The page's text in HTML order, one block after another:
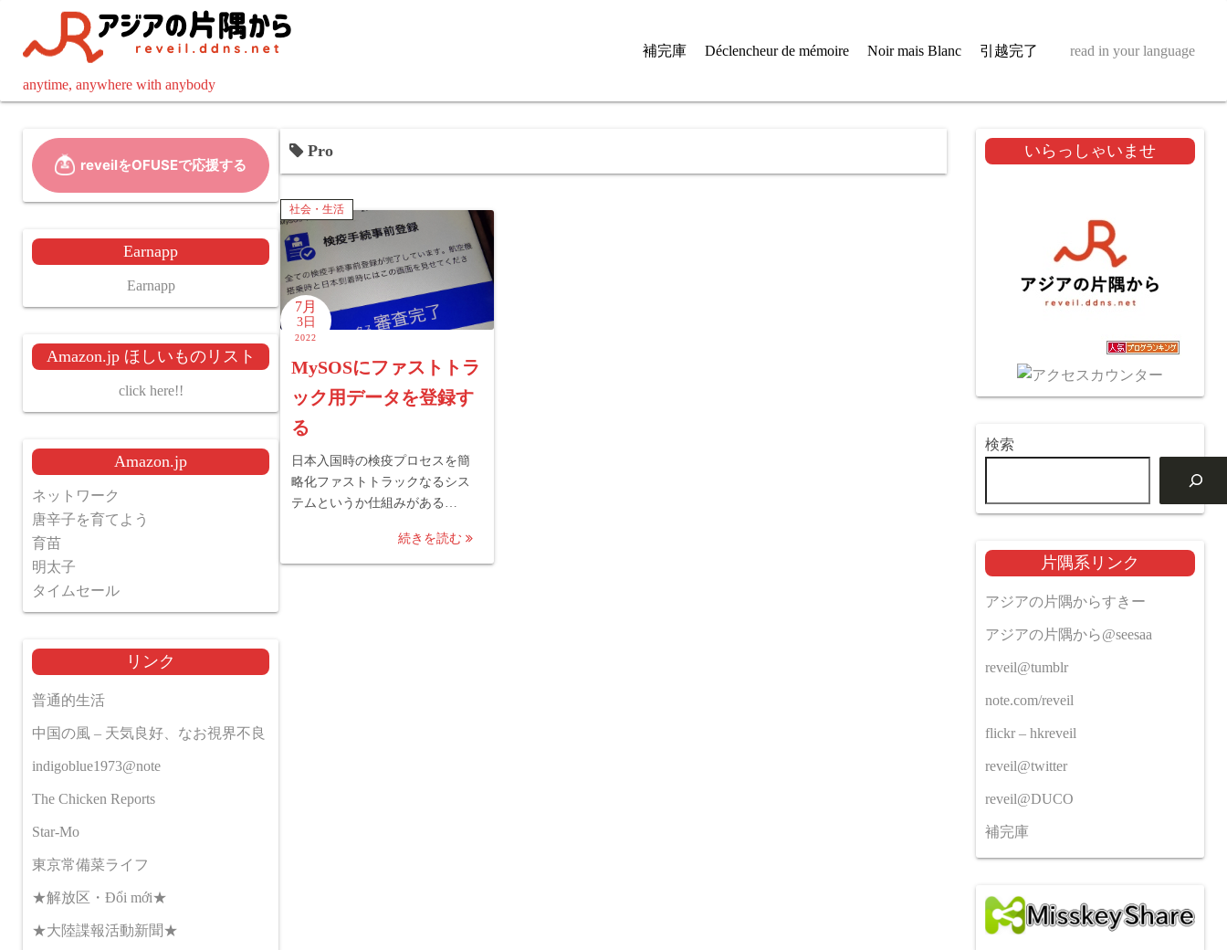
ツ
anytime, anywhere with anybody
補完庫 Déclencheur de mémoire Noir mais Blanc 引越完了 read in your language
Pro
社会・生活
7月
3日
2022
MySOSにファストトラ
ック用データを登録す
る
日本入国時の検疫プロセスを簡
略化ファストトラックなるシス
テムというか仕組みがある…
続きを読む
Earnapp
Earnapp
Amazon.jp ほしいものリスト
click here!!
Amazon.jp
ネットワーク
唐辛子を育てよう
育苗
明太子
タイムセール
リンク
普通的生活
中国の風 – 天気良好、なお視界不良
indigoblue1973@note
The Chicken Reports
Star-Mo
東京常備菜ライフ
★解放区・Đổi mới★
★大陸諜報活動新聞★
いらっしゃいませ
検索
片隅系リンク
アジアの片隅からすきー
アジアの片隅から@seesaa
reveil@tumblr
note.com/reveil
flickr – hkreveil
reveil@twitter
reveil@DUCO
補完庫